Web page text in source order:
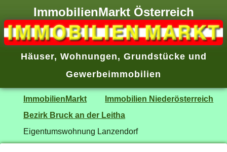
ImmobilienMarkt Österreich
Häuser, Wohnungen, Grundstücke und
Gewerbeimmobilien
ImmobilienMarkt
Immobilien Niederösterreich
Bezirk Bruck an der Leitha
Eigentumswohnung Lanzendorf